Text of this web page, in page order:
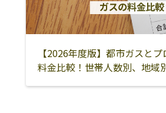
【2026年度版】都市ガスと
料金比較！世帯人数別、地域